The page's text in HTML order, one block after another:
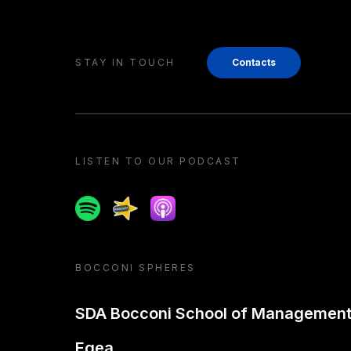
STAY IN TOUCH Contacts
LISTEN TO OUR PODCAST
SpotifySpreakerApple podcast
BOCCONI SPHERES
SDA Bocconi School of Management